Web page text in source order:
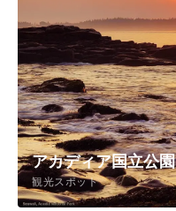
アカディア国立公園
観光スポット